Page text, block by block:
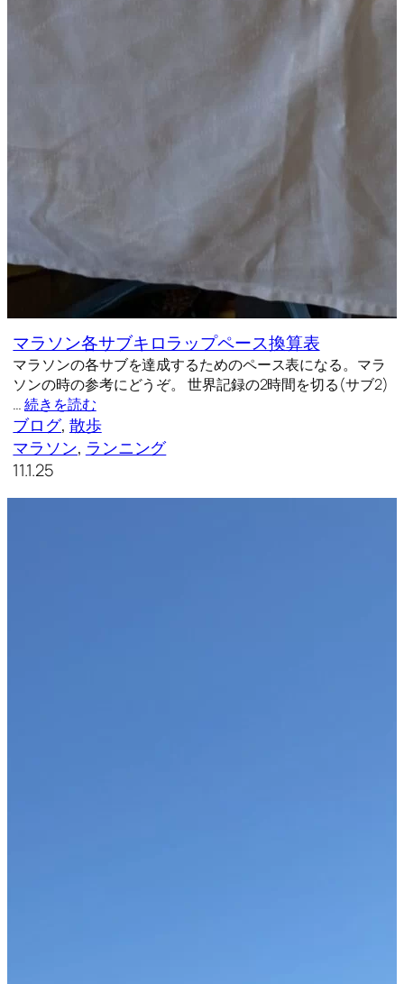
マラソン各サブキロラップペース換算表
マラソンの各サブを達成するためのペース表になる。マラ
ソンの時の参考にどうぞ。 世界記録の2時間を切る(サブ2)
…続きを読む
ブログ, 散歩
マラソン, ランニング
11.1.25